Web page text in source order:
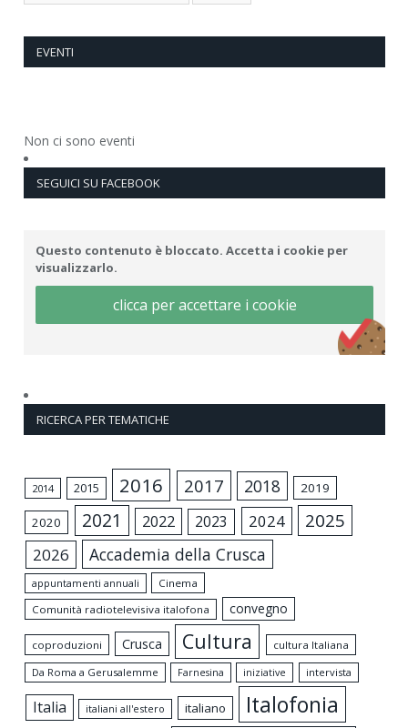
EVENTI
Non ci sono eventi
SEGUICI SU FACEBOOK
Questo contenuto è bloccato. Accetta i cookie per
visualizzarlo.
clicca per accettare i cookie
RICERCA PER TEMATICHE
2014 2015 2016 2017 2018 2019
2020 2021 2022 2023 2024 2025
2026 Accademia della Crusca
appuntamenti annuali
Cinema
Comunità radiotelevisiva italofona
convegno
coproduzioni Crusca Cultura
cultura Italiana
Da Roma a Gerusalemme
Farnesina iniziative intervista
Italia italiani all'estero italiano Italofonia